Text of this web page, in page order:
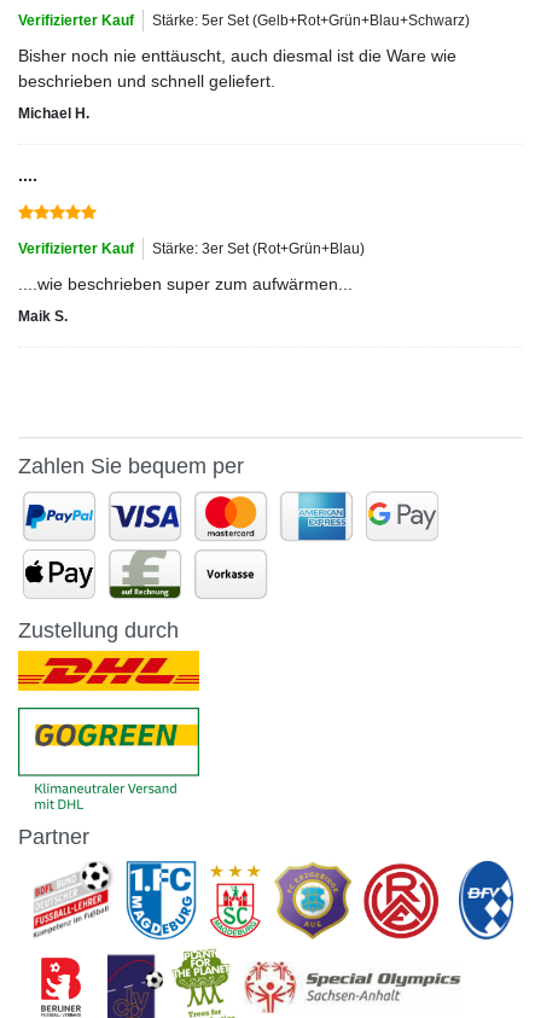
Verifizierter Kauf Stärke: 5er Set (Gelb+Rot+Grün+Blau+Schwarz)
Bisher noch nie enttäuscht, auch diesmal ist die Ware wie
beschrieben und schnell geliefert.
Michael H.
....
Verifizierter Kauf Stärke: 3er Set (Rot+Grün+Blau)
....wie beschrieben super zum aufwärmen...
Maik S.
Zahlen Sie bequem per
Zustellung durch
Partner